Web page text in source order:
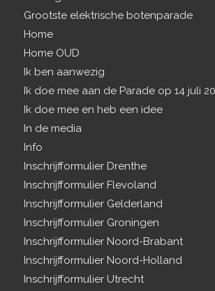
Grootste elektrische botenparade
Home
Home OUD
Ik ben aanwezig
Ik doe mee aan de Parade op 14 juli
Ik doe mee en heb een idee
In de media
Info
Inschrijfformulier Drenthe
Inschrijfformulier Flevoland
Inschrijfformulier Gelderland
Inschrijfformulier Groningen
Inschrijfformulier Noord-Brabant
Inschrijfformulier Noord-Holland
Inschrijfformulier Utrecht